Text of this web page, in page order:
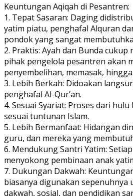
Keuntungan Aqiqah di Pesantren:
1. Tepat Sasaran: Daging
yatim piatu, penghafal Alquran
pondok yang sangat
2. ⁠Praktis: Ayah dan Bunda cukup
pihak pengelola pesantren akan
penyembelihan, memasak,
3. ⁠Lebih Berkah: Didoakan
penghafal Al-Qur’an.
4. ⁠Sesuai Syariat: Proses dari
sesuai tuntunan Islam.
5. ⁠Lebih Bermanfaat: Hidangan
guru, dan mereka yang
6. ⁠Mendukung Santri Yatim:
menyokong pembinaan anak
7. ⁠Dukungan Dakwah:
biasanya digunakan sepenuhnya
dakwah, sosial, dan pendidikan